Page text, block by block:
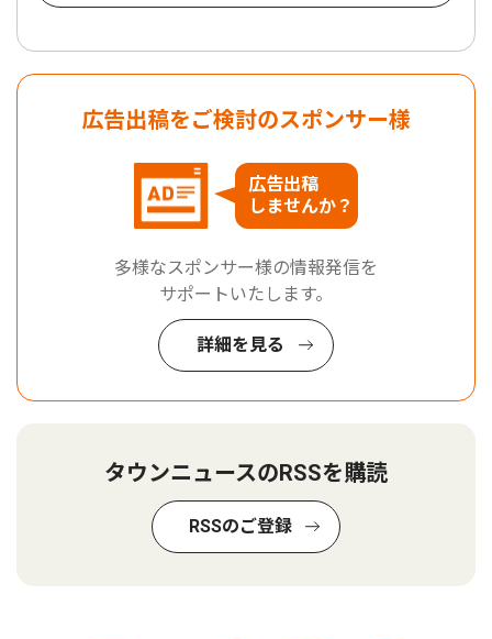
広告出稿をご検討のスポンサー様
広告出稿
しませんか？
多様なスポンサー様の情報発信を
サポートいたします。
詳細を見る
タウンニュースのRSSを購読
RSSのご登録